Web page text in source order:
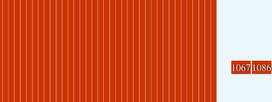
10671086